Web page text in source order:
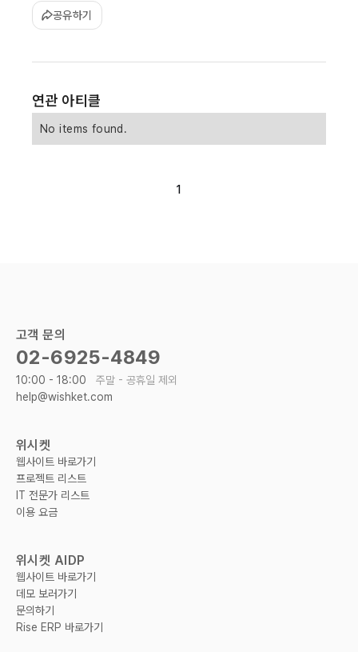
공유하기
연관 아티클
No items found.
1
고객 문의
02-6925-4849
10:00 - 18:00 주말 - 공휴일 제외
help@wishket.com
위시켓
웹사이트 바로가기
프로젝트 리스트
IT 전문가 리스트
이용 요금
위시켓 AIDP
웹사이트 바로가기
데모 보러가기
문의하기
Rise ERP 바로가기